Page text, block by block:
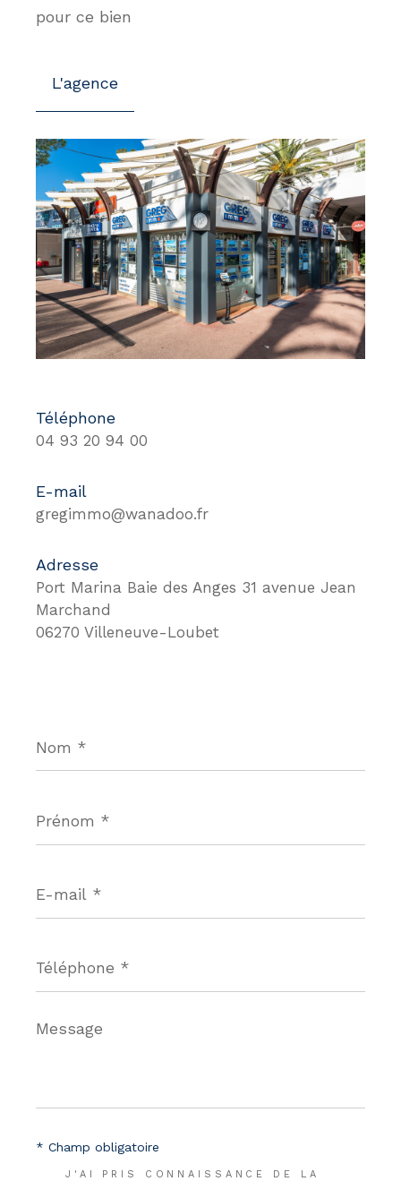
pour ce bien
L'agence
Téléphone
04 93 20 94 00
E-mail
gregimmo@wanadoo.fr
Adresse
Port Marina Baie des Anges 31 avenue Jean
Marchand
06270 Villeneuve-Loubet
*
*
mail
*
*
Message
*
J'AI PRIS CONNAISSANCE DE LA
* Champ obligatoire